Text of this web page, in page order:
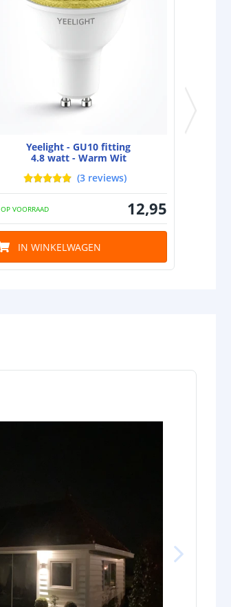
Yeelight - GU10 fitting
4.8 watt - Warm Wit
(3 reviews)
OP VOORRAAD 12,95
IN WINKELWAGEN